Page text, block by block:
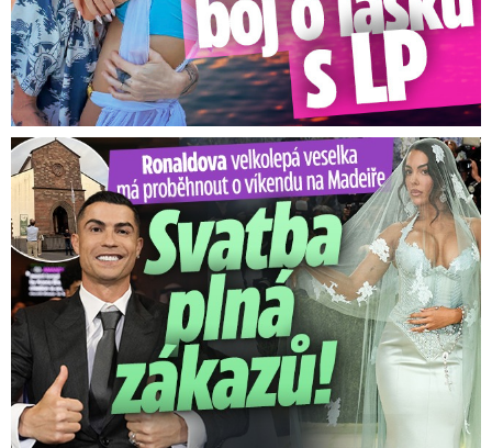
Ronaldova velkolepá veselka na Madeiře: Svatba plná zákazů!